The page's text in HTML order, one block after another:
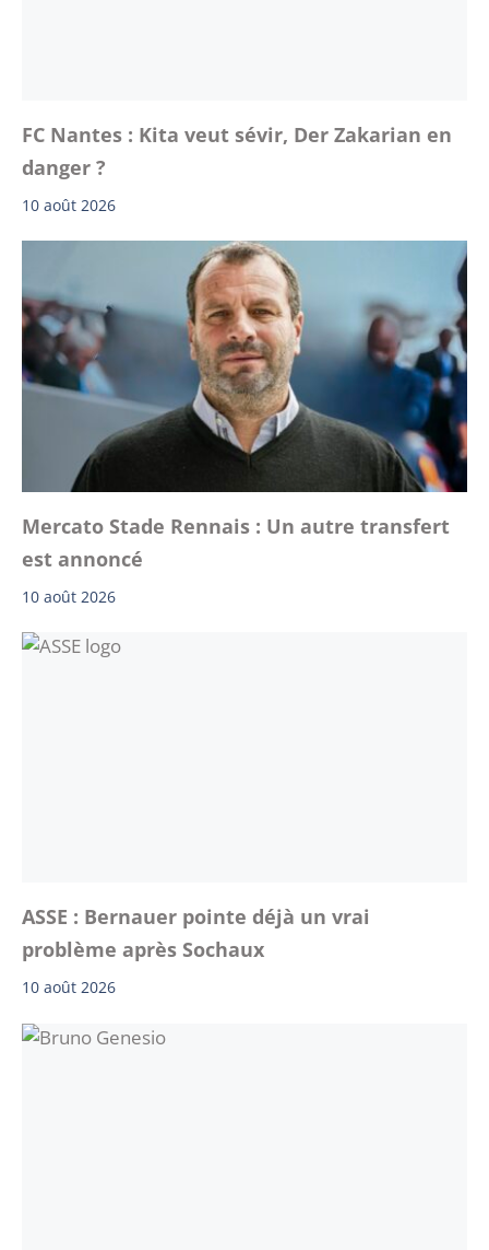
FC Nantes : Kita veut sévir, Der Zakarian en
danger ?
10 août 2026
Mercato Stade Rennais : Un autre transfert
est annoncé
10 août 2026
ASSE : Bernauer pointe déjà un vrai
problème après Sochaux
10 août 2026